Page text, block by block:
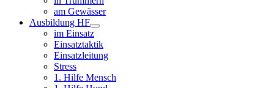
am Gewässer
Ausbildung HF
im Einsatz
Einsatztaktik
Einsatzleitung
Stress
1. Hilfe Mensch